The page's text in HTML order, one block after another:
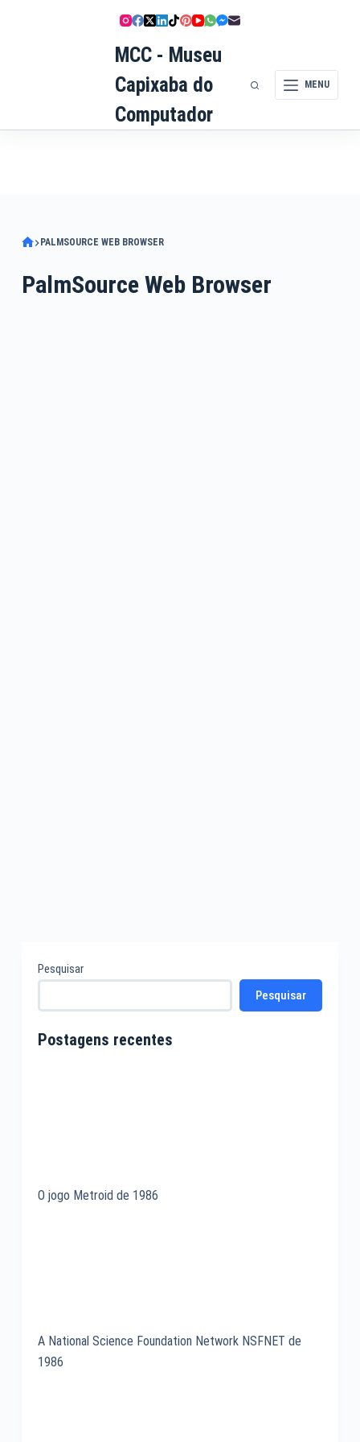
MCC - Museu
Capixaba do
Computador
MENU
PALMSOURCE WEB BROWSER
PalmSource Web Browser
Pesquisar
Pesquisar
Postagens recentes
O jogo Metroid de 1986
A National Science Foundation Network NSFNET de
1986